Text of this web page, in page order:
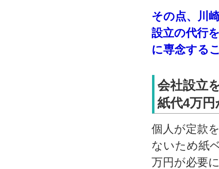
その点、川
設立の代行
に専念する
会社設立
紙代4万
個人が定款
ないため紙
万円が必要